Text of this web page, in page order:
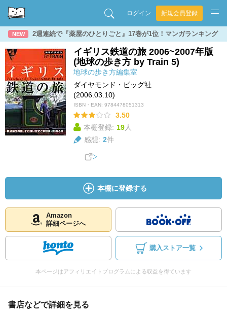
ログイン 新規会員登録
NEW 2週連続で『薬屋のひとりごと』17巻が1位！マンガランキング
イギリス鉄道の旅 2006~2007年版
(地球の歩き方 by Train 5)
地球の歩き方編集室
ダイヤモンド・ビッグ社
(2006.03.10)
ISBN・EAN: 9784478051313
3.50
本棚登録: 19人
感想: 2件
本棚に登録する
Amazon
詳細ページへ
購入ストア一覧
本ページはアフィリエイトプログラムによる収益を得ています
書店などで詳細を見る